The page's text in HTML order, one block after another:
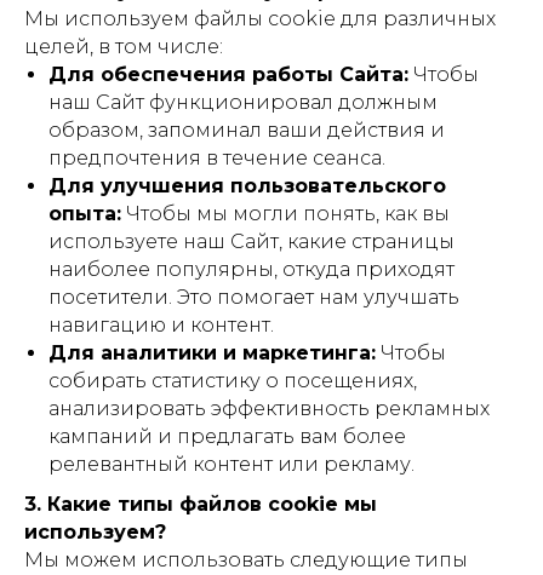
Мы используем файлы cookie для различных
целей, в том числе:
Для обеспечения работы Сайта: Чтобы
наш Сайт функционировал должным
образом, запоминал ваши действия и
предпочтения в течение сеанса.
Для улучшения пользовательского
опыта: Чтобы мы могли понять, как вы
используете наш Сайт, какие страницы
наиболее популярны, откуда приходят
посетители. Это помогает нам улучшать
навигацию и контент.
Для аналитики и маркетинга: Чтобы
собирать статистику о посещениях,
анализировать эффективность рекламных
кампаний и предлагать вам более
релевантный контент или рекламу.
3. Какие типы файлов cookie мы
используем?
Мы можем использовать следующие типы